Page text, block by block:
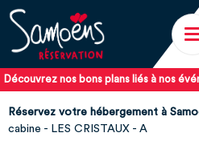
Découvrez nos bons plans liés à nos
Réservez votre hébergement à
cabine - LES CRISTAUX - A